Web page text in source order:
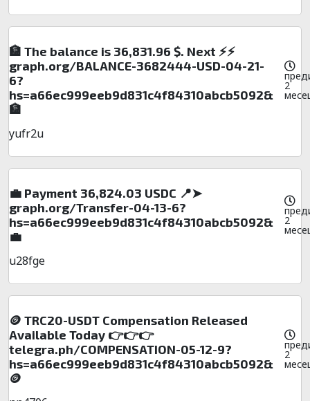
🏦 The balance is 36,831.96 $. Next ⚡⚡
graph.org/BALANCE-3682444-USD-04-21-
6?
hs=a66ec999eeb9d831c4f84310abcb5092&
🏦
2
yufr2u
💼 Payment 36,824.03 USDC 📍➤
graph.org/Transfer-04-13-6?
hs=a66ec999eeb9d831c4f84310abcb5092&
💼
2
u28fge
🪙 TRC20-USDT Compensation Released
Available Today 👉👉👉
telegra.ph/COMPENSATION-05-12-9?
hs=a66ec999eeb9d831c4f84310abcb5092&
🪙
2